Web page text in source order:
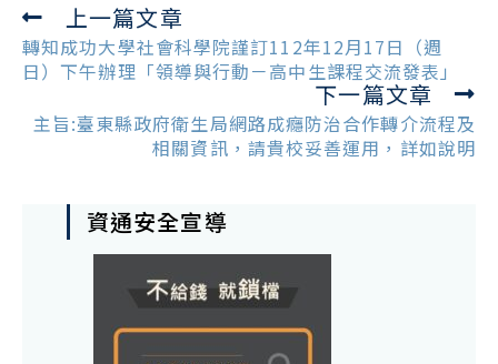
Read
more
articles
上一篇文章
轉知成功大學社會科學院謹訂112年12月17日（週
日）下午辦理「領導與行動－高中生課程交流發表」
下一篇文章
主旨:臺東縣政府衛生局網路成癮防治合作轉介流程及
相關資訊，請貴校妥善運用，詳如說明
資通安全宣導